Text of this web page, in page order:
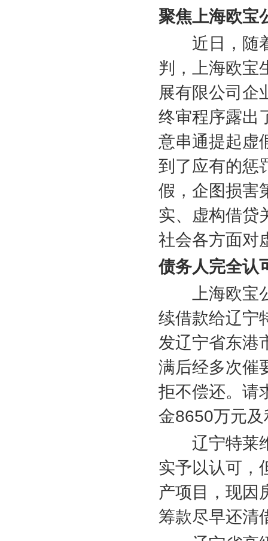
聚焦上海欧宝
近日，随着
判，上海欧宝
展有限公司企
终审程序露出
意串通提起虚
到了应有的惩
假，企图损害
实、虚构借贷
社会各方面对
债务人完全认
上海欧宝
续借款给辽宁
发辽宁省东港
满后经多次催
拒不偿还。请
金8650万元
辽宁特莱维
实予以认可，
产项目，现因
筹款尽早还清